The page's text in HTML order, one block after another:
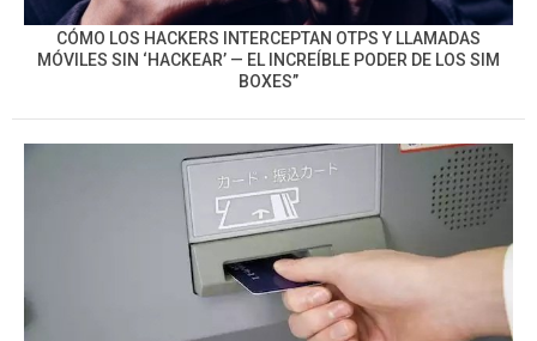
CÓMO LOS HACKERS INTERCEPTAN OTPS Y LLAMADAS
MÓVILES SIN ‘HACKEAR’ — EL INCREÍBLE PODER DE LOS SIM
BOXES”